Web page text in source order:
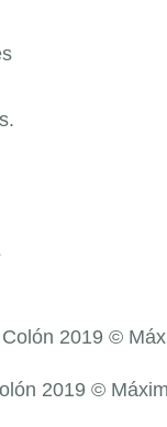
2019 ©